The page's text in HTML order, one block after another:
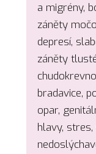
a migrény,
záněty
depresí,
záněty
bradavice,
opar,
hlavy,